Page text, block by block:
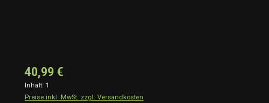
40,99 €
Inhalt: 1
Preise inkl. MwSt. zzgl. Versandkosten